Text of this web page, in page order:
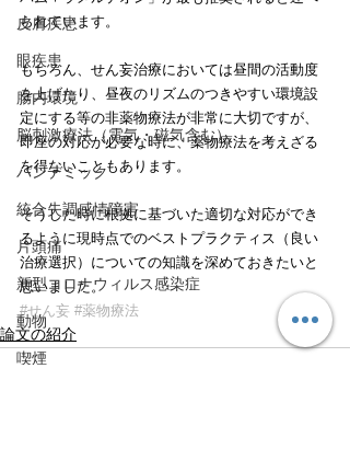
皮膚疾患
眼疾患
腸内環境
脳刺激療法（電気・磁気含む）
パンデミック
統合失調感情障害
片頭痛
新型コロナウィルス感染症
動物
喫煙
られています。
もちろん、せん妄治療においては昼間の活動度
を上げたり、昼夜のリズムのつきやすい環境設
定にする等の非薬物療法が非常に大切ですが、
即座の対応が必要な時に、薬物療法を考えざる
を得ないこともあります。
そうした時に根拠に基づいた適切な対応ができ
るように現時点でのベストプラクティス（良い
治療選択）についての知識を深めておきたいと
思いました。
#せん妄 #薬物療法
論文の紹介